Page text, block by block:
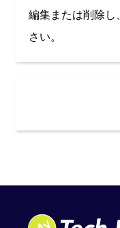
編集または削除し
さい。